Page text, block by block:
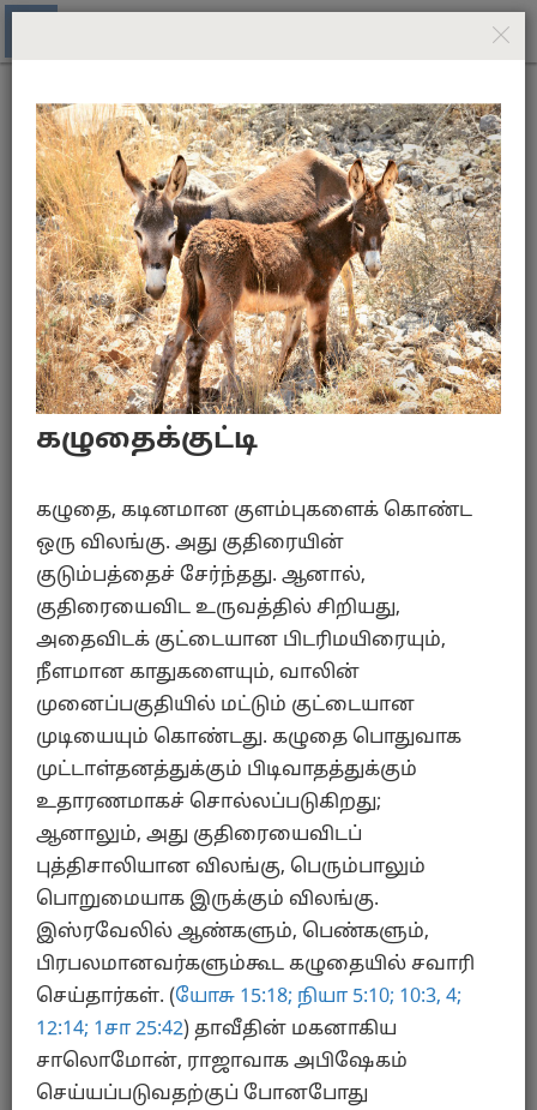
பரிசுத்த பைபிள்—புதிய உலக மொழிபெயர்ப்பு
(ஆராய்ச்சிப் பதிப்பு)
மீடியா கேலரி - யோவான்
யோவான் 4
அறுவடை செய்கிறவர்கள்
யோவான் 6
கூடைகள்
யோவான் 10
ஓநாய்
கழுதைக்குட்டி
கழுதை, கடினமான குளம்புகளைக் கொண்ட
ஒரு விலங்கு. அது குதிரையின்
குடும்பத்தைச் சேர்ந்தது. ஆனால்,
குதிரையைவிட உருவத்தில் சிறியது,
அதைவிடக் குட்டையான பிடரிமயிரையும்,
நீளமான காதுகளையும், வாலின்
முனைப்பகுதியில் மட்டும் குட்டையான
முடியையும் கொண்டது. கழுதை பொதுவாக
முட்டாள்தனத்துக்கும் பிடிவாதத்துக்கும்
உதாரணமாகச் சொல்லப்படுகிறது;
ஆனாலும், அது குதிரையைவிடப்
புத்திசாலியான விலங்கு, பெரும்பாலும்
பொறுமையாக இருக்கும் விலங்கு.
இஸ்ரவேலில் ஆண்களும், பெண்களும்,
பிரபலமானவர்களும்கூட கழுதையில் சவாரி
செய்தார்கள். (யோசு 15:18; நியா 5:10; 10:3, 4;
12:14; 1சா 25:42) தாவீதின் மகனாகிய
சாலொமோன், ராஜாவாக அபிஷேகம்
செய்யப்படுவதற்குப் போனபோது